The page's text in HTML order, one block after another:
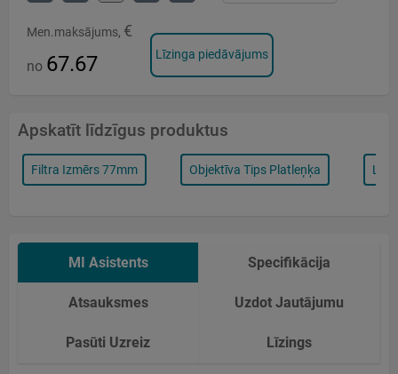
Men.maksājums, €
no 67.67 Līzinga piedāvājums
Apskatīt līdzīgus produktus
Filtra Izmērs 77mm Objektīva Tips Platleņķa
MI Asistents Specifikācija
Atsauksmes Uzdot Jautājumu
Pasūti Uzreiz Līzings